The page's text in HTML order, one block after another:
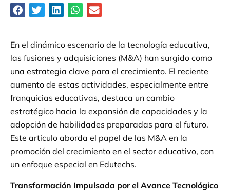
En el dinámico escenario de la tecnología educativa,
las fusiones y adquisiciones (M&A) han surgido como
una estrategia clave para el crecimiento. El reciente
aumento de estas actividades, especialmente entre
franquicias educativas, destaca un cambio
estratégico hacia la expansión de capacidades y la
adopción de habilidades preparadas para el futuro.
Este artículo aborda el papel de las M&A en la
promoción del crecimiento en el sector educativo, con
un enfoque especial en Edutechs.
Transformación Impulsada por el Avance Tecnológico